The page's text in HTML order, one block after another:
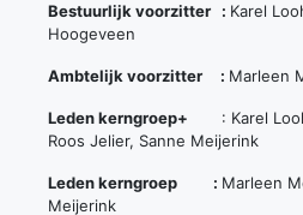
Bestuurlijk voorzitter : Karel
Hoogeveen
Ambtelijk voorzitter : Marleen
Leden kerngroep+ : Karel
Roos Jelier, Sanne Meijerink
Leden kerngroep : Marleen
Meijerink